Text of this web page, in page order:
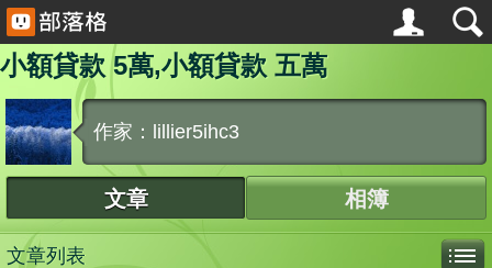
小額貸款 5萬,小額貸款 五萬
作家：lillier5ihc3
文章 相簿
文章列表